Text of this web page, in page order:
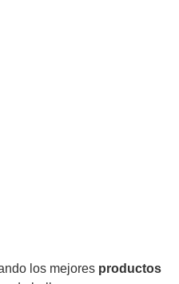
los mejores productos